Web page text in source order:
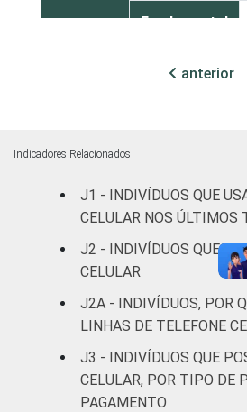
Fundamental
Médio
Faixa
De 16 a 24
anos
anos
De 35 a 44
anos
anterior
Indicadores Relacionados
J1 - INDIVÍDUOS QUE
CELULAR NOS ÚLTIMOS
J2 - INDIVÍDUOS QUE
CELULAR
J2A - INDIVÍDUOS, POR
LINHAS DE TELEFONE
J3 - INDIVÍDUOS QUE
CELULAR, POR TIPO DE
PAGAMENTO